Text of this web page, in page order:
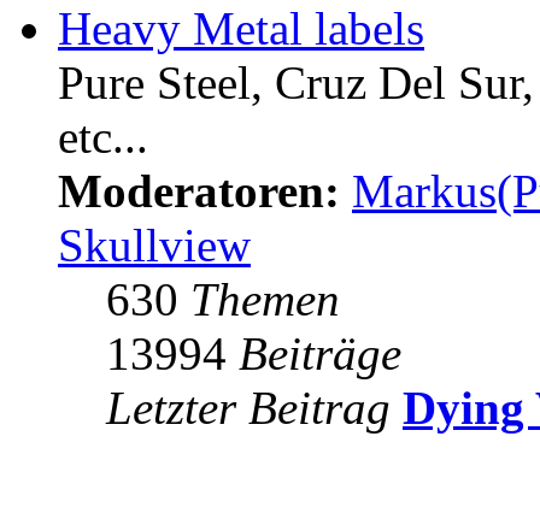
Heavy Metal labels
Pure Steel, Cruz Del
etc...
Moderatoren:
Skullview
630 Themen
13994 Beiträge
Letzter Beitrag Dying